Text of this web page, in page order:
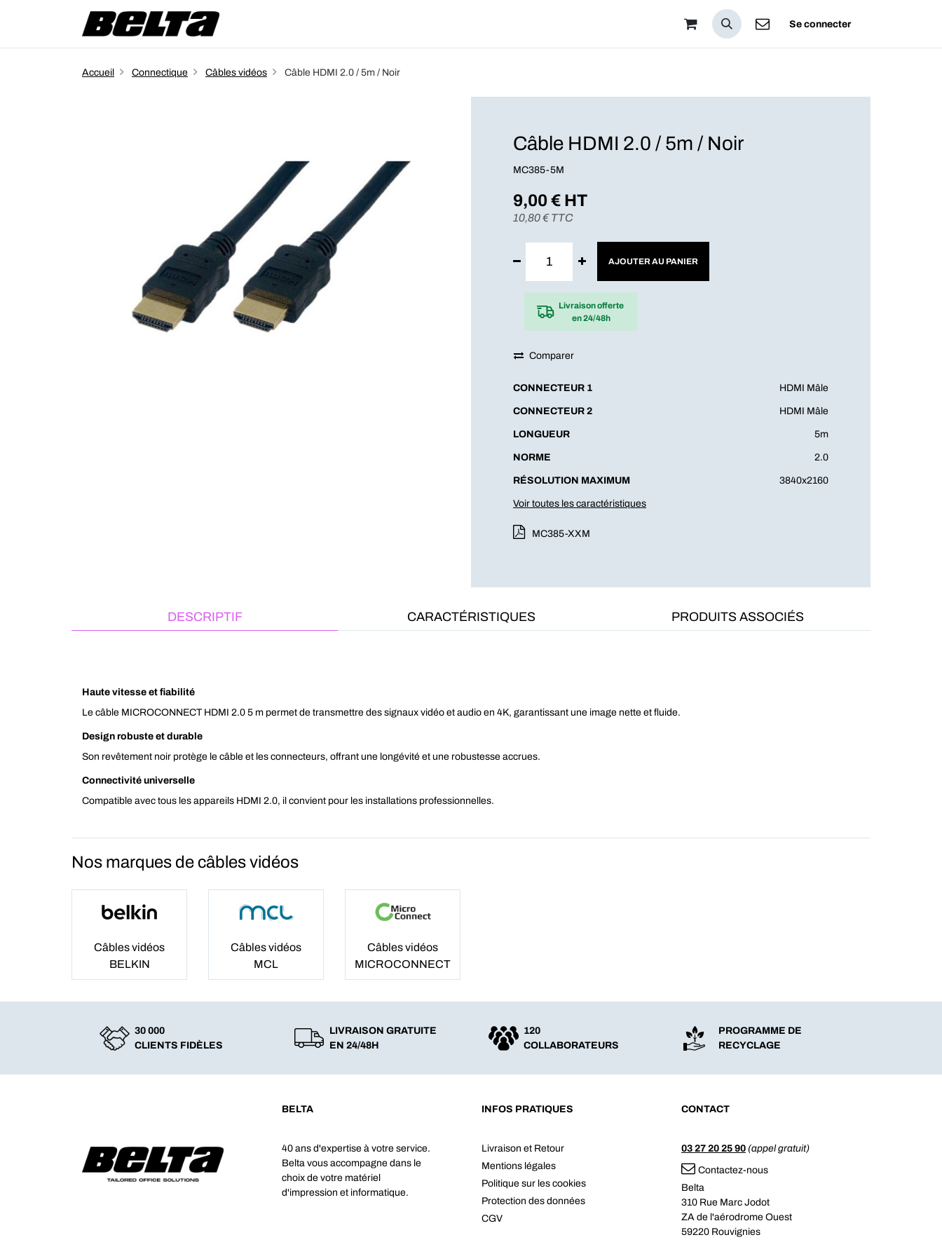
Se connecter
Accueil Connectique Câbles vidéos Câble HDMI 2.0 / 5m / Noir
Câble HDMI 2.0 / 5m / Noir
MC385-5M
9,00€ HT
10,80€ TTC
AJOUTER AU PANIER
Livraison offerte
en 24/48h
Comparer
CONNECTEUR 1 HDMI Mâle
CONNECTEUR 2 HDMI Mâle
LONGUEUR 5m
NORME 2.0
RÉSOLUTION MAXIMUM 3840x2160
Voir toutes les caractéristiques
MC385-XXM
DESCRIPTIF CARACTÉRISTIQUES PRODUITS ASSOCIÉS
Haute vitesse et fiabilité
Le câble MICROCONNECT HDMI 2.0 5 m permet de transmettre des signaux vidéo et audio en 4K, garantissant une image nette et fluide.
Design robuste et durable
Son revêtement noir protège le câble et les connecteurs, offrant une longévité et une robustesse accrues.
Connectivité universelle
Compatible avec tous les appareils HDMI 2.0, il convient pour les installations professionnelles.
Nos marques de câbles vidéos
Câbles vidéos
BELKIN
Câbles vidéos
MCL
Câbles vidéos
MICROCONNECT
30 000
CLIENTS FIDÈLES
LIVRAISON GRATUITE
EN 24/48H
120
COLLABORATEURS
PROGRAMME DE
RECYCLAGE
BELTA
40 ans d'expertise à votre service.
Belta vous accompagne dans le
choix de votre matériel
d'impression et informatique.
INFOS PRATIQUES
Livraison et Retour
Mentions légales
Politique sur les cookies
Protection des données
CGV
CONTACT
03 27 20 25 90 (appel gratuit)
Contactez-nous
Belta
310 Rue Marc Jodot
ZA de l'aérodrome Ouest
59220 Rouvignies